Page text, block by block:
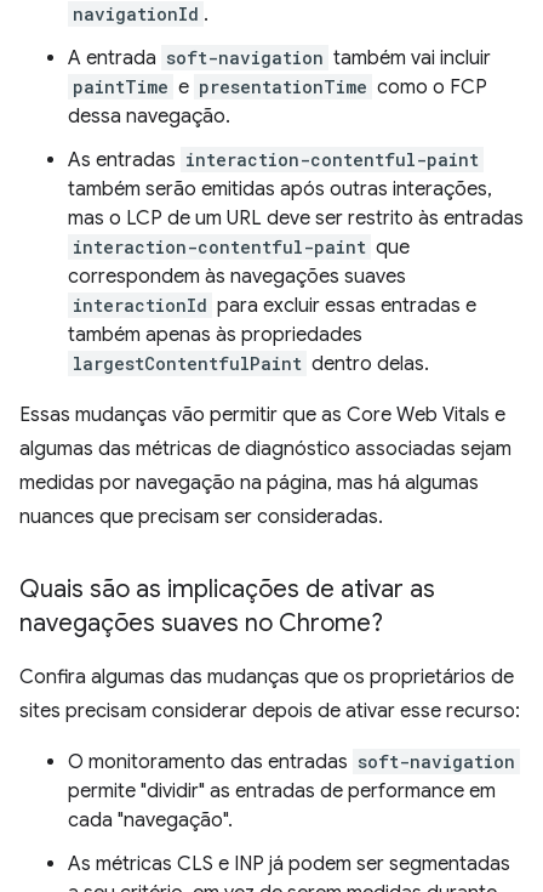
navigationId .
A entrada soft-navigation também vai incluir
paintTime e presentationTime como o FCP
dessa navegação.
As entradas interaction-contentful-paint
também serão emitidas após outras interações,
mas o LCP de um URL deve ser restrito às entradas
interaction-contentful-paint que
correspondem às navegações suaves
interactionId para excluir essas entradas e
também apenas às propriedades
largestContentfulPaint dentro delas.
Essas mudanças vão permitir que as Core Web Vitals e
algumas das métricas de diagnóstico associadas sejam
medidas por navegação na página, mas há algumas
nuances que precisam ser consideradas.
Quais são as implicações de ativar as
navegações suaves no Chrome?
Confira algumas das mudanças que os proprietários de
sites precisam considerar depois de ativar esse recurso:
O monitoramento das entradas soft-navigation
permite "dividir" as entradas de performance em
cada "navegação".
As métricas CLS e INP já podem ser segmentadas